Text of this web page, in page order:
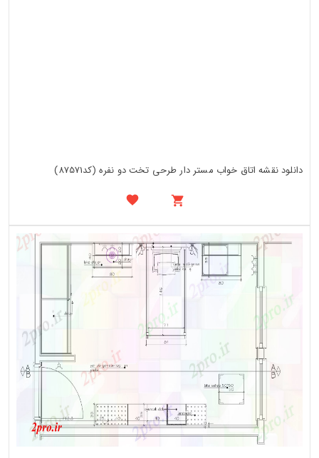
دانلود نقشه اتاق خواب مستر دار طرحی تخت دو نفره (کد87571)